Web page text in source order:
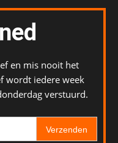
en mis nooit het
wordt iedere week
verstuurd.
Verzenden